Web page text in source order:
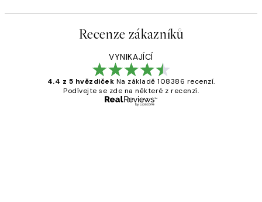
Recenze zákazníků
VYNIKAJÍCÍ
4.4 z 5 hvězdiček Na základě 108386 recenzí.
Podívejte se zde na některé z recenzí.